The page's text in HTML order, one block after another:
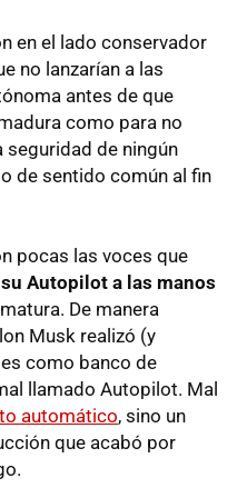
en el lado conservador
no lanzarían a las
antes de que
como para no
seguridad de ningún
de sentido común al fin
pocas las voces que
Autopilot a las manos
De manera
Musk realizó (y
como banco de
llamado Autopilot. Mal
automático, sino un
que acabó por